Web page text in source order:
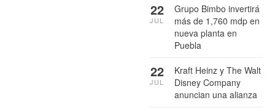
Grupo Bimbo invertirá
más de 1,760 mdp en
nueva planta en
Puebla
22
JUL
Kraft Heinz y The Walt
Disney Company
anuncian una alianza
22
JUL